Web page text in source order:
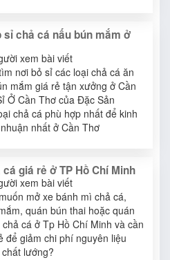
sỉ chả cá nấu bún mắm ở
xem bài viết
nơi bỏ sỉ các loại chả cá ăn
mắm giá rẻ tận xưởng ở Cần
Ở Cần Thơ của Đặc Sản
chả cá phù hợp nhất để kinh
nhất ở Cần Thơ
giá rẻ ở TP Hồ Chí Minh
xem bài viết
mở xe bánh mì chả cá,
quán bún thai hoặc quán
cá ở Tp Hồ Chí Minh và cần
để giảm chi phí nguyên liệu
lướng?